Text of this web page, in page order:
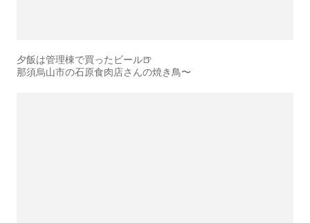
夕飯は管理棟で買ったビール🍺
那須烏山市の石原食肉店さんの焼き鳥〜